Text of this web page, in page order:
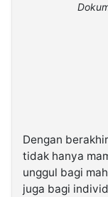
Dengan
tidak hanya
unggul bagi
juga bagi